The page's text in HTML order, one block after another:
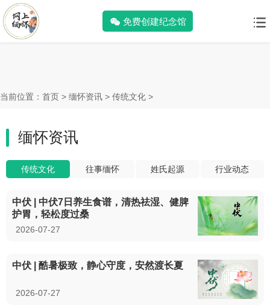
免费创建纪念馆
当前位置： 首页 > 缅怀资讯 > 传统文化 >
缅怀资讯
传统文化 往事缅怀 姓氏起源 行业动态
中伏 | 中伏7日养生食谱，清热祛湿、健脾
护胃，轻松度过桑
2026-07-27
中伏 | 酷暑极致，静心守度，安然渡长夏
2026-07-27